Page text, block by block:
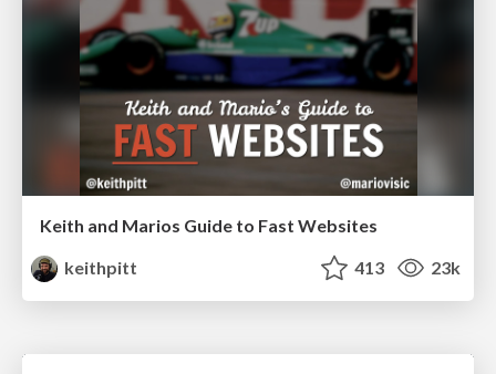
Keith and Marios Guide to Fast Websites
keithpitt
413 23k